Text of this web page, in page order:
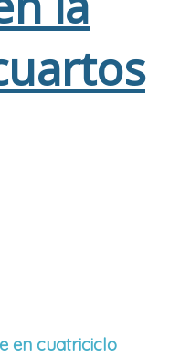
en cuatriciclo